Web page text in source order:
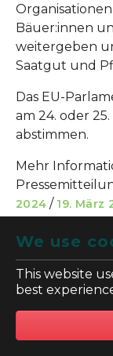
We use
This website
best
Bäuer:innen
weitergeben
Saatgut und
Das EU-
am 24. oder
abstimmen.
Mehr
2024 / 19. März
Tutorial
in der EU